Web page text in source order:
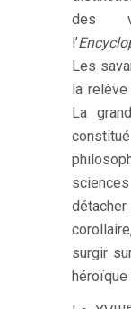
des
l’
Les
la
La
surgir
héroïque